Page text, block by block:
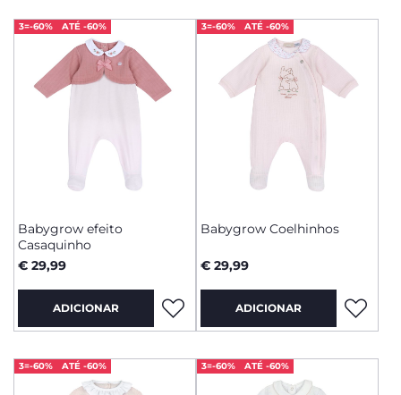
3=-60% ATÉ -60%
Babygrow efeito
Casaquinho
€ 29,99
ADICIONAR
3=-60% ATÉ -60%
Babygrow Coelhinhos
€ 29,99
ADICIONAR
3=-60% ATÉ -60% 3=-60% ATÉ -60%